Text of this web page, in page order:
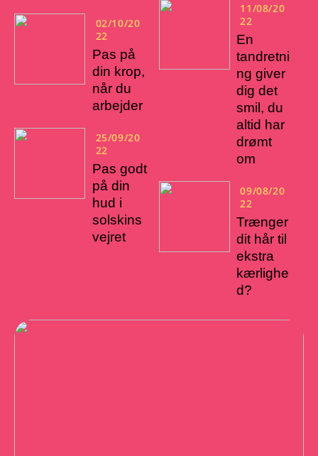
02/10/20
22
Pas på
din krop,
når du
arbejder
25/09/20
22
Pas godt
på din
hud i
solskins
vejret
11/08/20
22
En
tandretni
ng giver
dig det
smil, du
altid har
drømt
om
09/08/20
22
Trænger
dit hår til
ekstra
kærlighe
d?